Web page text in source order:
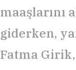
maaşlarını
giderken,
Fatma